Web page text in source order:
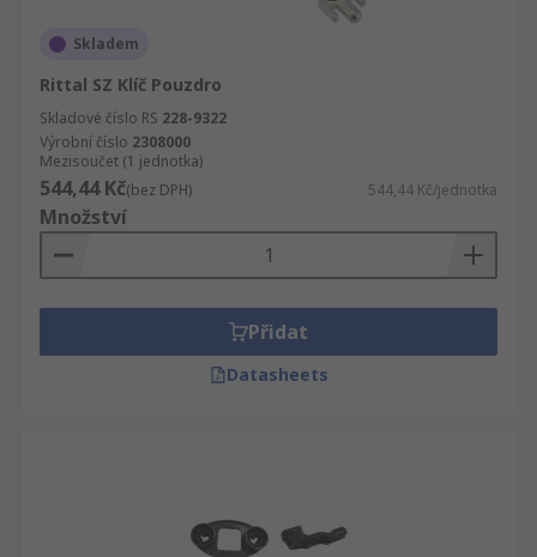
Skladem
Rittal SZ Klíč Pouzdro
Skladové číslo RS 228-9322
Výrobní číslo 2308000
Mezisoučet (1 jednotka)
544,44 Kč(bez DPH) 544,44 Kč/jednotka
Množství
Přidat
Datasheets